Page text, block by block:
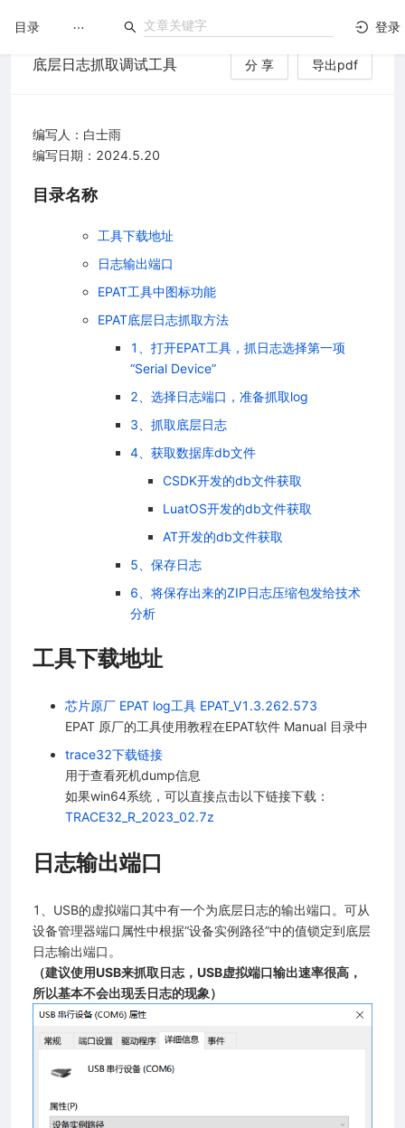
登录
目录
文档没解决？论坛发个帖！
底层日志抓取调试工具 分 享 导出pdf
编写人：白士雨
编写日期：2024.5.20
目录名称
工具下载地址
日志输出端口
EPAT工具中图标功能
EPAT底层日志抓取方法
1、打开EPAT工具，抓日志选择第一项
“Serial Device”
2、选择日志端口，准备抓取log
3、抓取底层日志
4、获取数据库db文件
CSDK开发的db文件获取
LuatOS开发的db文件获取
AT开发的db文件获取
5、保存日志
6、将保存出来的ZIP日志压缩包发给技术
分析
工具下载地址
芯片原厂 EPAT log工具 EPAT_V1.3.262.573
EPAT 原厂的工具使用教程在EPAT软件 Manual 目录中
trace32下载链接
用于查看死机dump信息
如果win64系统，可以直接点击以下链接下载：
TRACE32_R_2023_02.7z
日志输出端口
1、USB的虚拟端口其中有一个为底层日志的输出端口。可从
设备管理器端口属性中根据“设备实例路径”中的值锁定到底层
日志输出端口。
（建议使用USB来抓取日志，USB虚拟端口输出速率很高，
所以基本不会出现丢日志的现象）